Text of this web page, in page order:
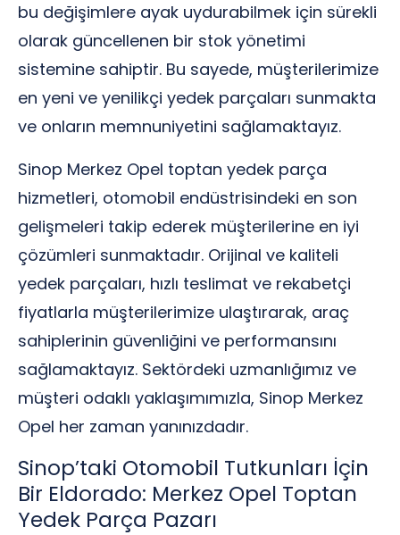
bu değişimlere ayak uydurabilmek için sürekli
olarak güncellenen bir stok yönetimi
sistemine sahiptir. Bu sayede, müşterilerimize
en yeni ve yenilikçi yedek parçaları sunmakta
ve onların memnuniyetini sağlamaktayız.
Sinop Merkez Opel toptan yedek parça
hizmetleri, otomobil endüstrisindeki en son
gelişmeleri takip ederek müşterilerine en iyi
çözümleri sunmaktadır. Orijinal ve kaliteli
yedek parçaları, hızlı teslimat ve rekabetçi
fiyatlarla müşterilerimize ulaştırarak, araç
sahiplerinin güvenliğini ve performansını
sağlamaktayız. Sektördeki uzmanlığımız ve
müşteri odaklı yaklaşımımızla, Sinop Merkez
Opel her zaman yanınızdadır.
Sinop’taki Otomobil Tutkunları İçin
Bir Eldorado: Merkez Opel Toptan
Yedek Parça Pazarı